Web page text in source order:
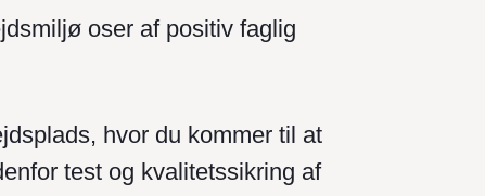
oser af positiv faglig
hvor du kommer til at
test og kvalitetssikring af